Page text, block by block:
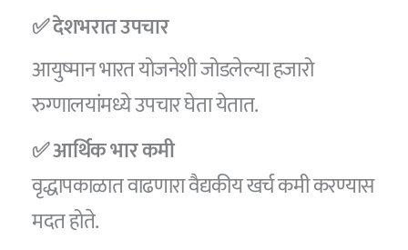
✅ देशभरात उपचार
आयुष्मान भारत योजनेशी जोडलेल्या हजारो
रुग्णालयांमध्ये उपचार घेता येतात.
✅ आर्थिक भार कमी
वृद्धापकाळात वाढणारा वैद्यकीय खर्च कमी करण्यास
मदत होते.